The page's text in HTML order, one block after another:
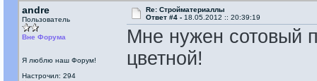
andre
Пользователь
Вне Форума
Я люблю наш Форум!
Настрочил: 294
Re: Стройматериаллы
Ответ #4 - 18.05.2012 :: 20:39:19
Мне нужен сотовый
цветной!